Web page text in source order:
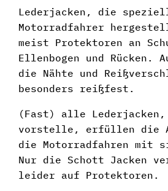
Lederjacken, die
Motorradfahrer
meist Protektoren an
Ellenbogen und Rücken.
die Nähte und
besonders reißfest.
(Fast) alle
vorstelle, erfüllen die
die Motorradfahren mit
Nur die Schott Jacken
leider auf Protektoren.